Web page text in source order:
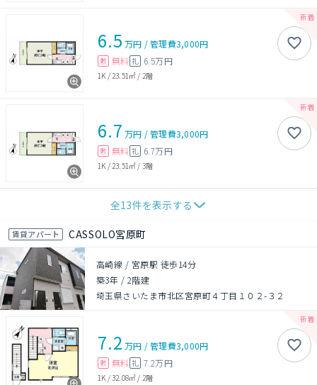
6.5 万円 /管理費3,000円
敷 無料 礼 6.5万円
1K / 23.51㎡ / 2階
6.7 万円 /管理費3,000円
敷 無料 礼 6.7万円
1K / 23.51㎡ / 3階
全13件を表示する
賃貸アパート CASSOLO宮原町
高崎線 / 宮原駅 徒歩14分
築3年 / 2階建
埼玉県さいたま市北区宮原町４丁目１０２-３２
7.2 万円 /管理費3,000円
敷 無料 礼 7.2万円
1K /32.08㎡ / 2階